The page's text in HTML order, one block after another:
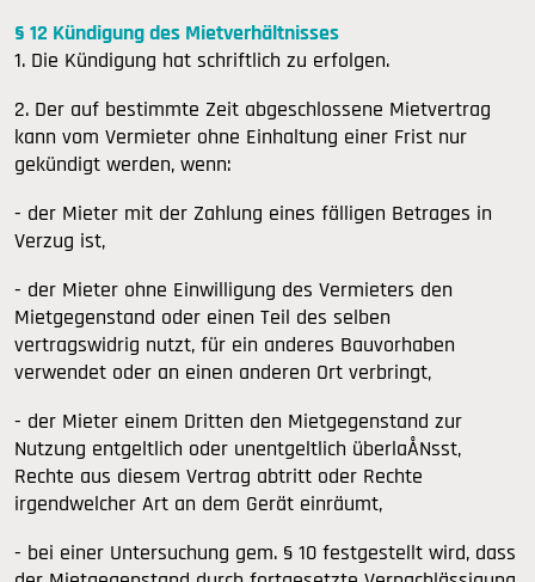
§ 12 Kündigung des Mietverhältnisses
1. Die Kündigung hat schriftlich zu erfolgen.
2. Der auf bestimmte Zeit abgeschlossene Mietvertrag
kann vom Vermieter ohne Einhaltung einer Frist nur
gekündigt werden, wenn:
- der Mieter mit der Zahlung eines fälligen Betrages in
Verzug ist,
- der Mieter ohne Einwilligung des Vermieters den
Mietgegenstand oder einen Teil des selben
vertragswidrig nutzt, für ein anderes Bauvorhaben
verwendet oder an einen anderen Ort verbringt,
- der Mieter einem Dritten den Mietgegenstand zur
Nutzung entgeltlich oder unentgeltlich überlaÅNsst,
Rechte aus diesem Vertrag abtritt oder Rechte
irgendwelcher Art an dem Gerät einräumt,
- bei einer Untersuchung gem. § 10 festgestellt wird, dass